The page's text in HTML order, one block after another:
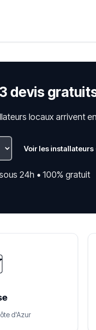
devis
locaux arrivent
Voir les
24h • 100% gratuit
d'Azur